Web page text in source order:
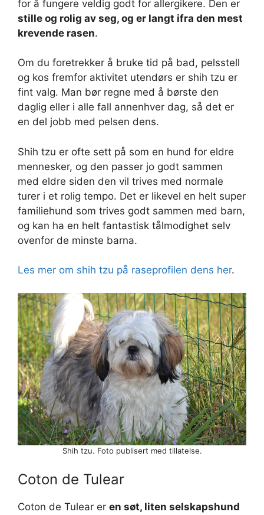
for å fungere veldig godt for allergikere. Den er
stille og rolig av seg, og er langt ifra den mest
krevende rasen.
Om du foretrekker å bruke tid på bad, pelsstell
og kos fremfor aktivitet utendørs er shih tzu er
fint valg. Man bør regne med å børste den
daglig eller i alle fall annenhver dag, så det er
en del jobb med pelsen dens.
Shih tzu er ofte sett på som en hund for eldre
mennesker, og den passer jo godt sammen
med eldre siden den vil trives med normale
turer i et rolig tempo. Det er likevel en helt super
familiehund som trives godt sammen med barn,
og kan ha en helt fantastisk tålmodighet selv
ovenfor de minste barna.
Les mer om shih tzu på raseprofilen dens her.
Shih tzu. Foto publisert med tillatelse.
Coton de Tulear
Coton de Tulear er en søt, liten selskapshund